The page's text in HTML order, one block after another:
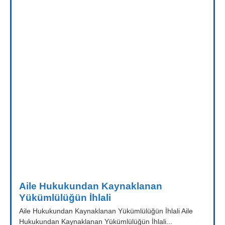
Aile Hukukundan Kaynaklanan
Yükümlülüğün İhlali
Aile Hukukundan Kaynaklanan Yükümlülüğün İhlali Aile
Hukukundan Kaynaklanan Yükümlülüğün İhlali...